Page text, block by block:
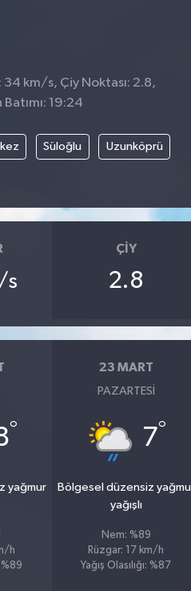
34 km/s, Çiy Noktası: 2.8,
19:24
Süloğlu Uzunköprü
s
ÇIY
2.8
°
yağmur
h
%89
23 MART
PAZARTESI
7°
Bölgesel düzensiz
yağışlı
Nem: %89
Rüzgar: 17 km/h
Yağış Olasılığı: %87